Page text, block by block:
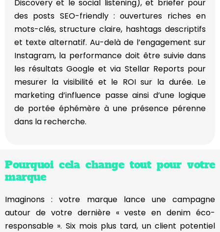
Discovery et le social listening), et briefer pour
des posts SEO-friendly : ouvertures riches en
mots-clés, structure claire, hashtags descriptifs
et texte alternatif. Au-delà de l’engagement sur
Instagram, la performance doit être suivie dans
les résultats Google et via Stellar Reports pour
mesurer la visibilité et le ROI sur la durée. Le
marketing d’influence passe ainsi d’une logique
de portée éphémère à une présence pérenne
dans la recherche.
Pourquoi cela change tout pour votre
marque
Imaginons : votre marque lance une campagne
autour de votre dernière « veste en denim éco-
responsable ». Six mois plus tard, un client potentiel